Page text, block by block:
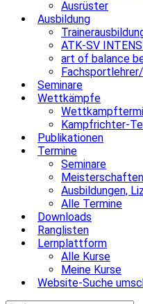
Ausrüster
Ausbildung
ATK-SV
art of balance
Seminare
Wettkämpfe
Kampfrichter-
Publikationen
Termine
Seminare
Meisterschaften
Ausbildungen,
Alle Termine
Downloads
Ranglisten
Lernplattform
Alle Kurse
Meine Kurse
Website-Suche